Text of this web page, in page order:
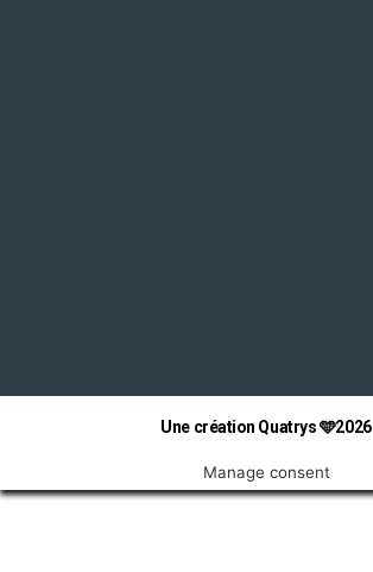
Une création Quatrys 🩵2026
Manage consent